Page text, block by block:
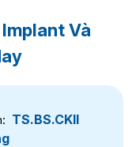
Và
TS.BS.CKII